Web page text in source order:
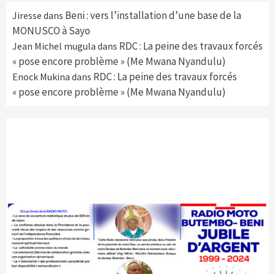
Jiresse dans Beni : vers l’installation d’une base de la
MONUSCO à Sayo
Jean Michel mugula dans RDC : La peine des travaux forcés
« pose encore problème » (Me Mwana Nyandulu)
Enock Mukina dans RDC : La peine des travaux forcés
« pose encore problème » (Me Mwana Nyandulu)